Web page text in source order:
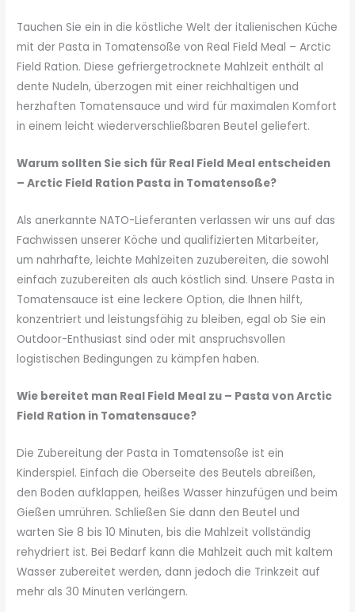
Tauchen Sie ein in die köstliche Welt der italienischen Küche
mit der Pasta in Tomatensoße von Real Field Meal – Arctic
Field Ration. Diese gefriergetrocknete Mahlzeit enthält al
dente Nudeln, überzogen mit einer reichhaltigen und
herzhaften Tomatensauce und wird für maximalen Komfort
in einem leicht wiederverschließbaren Beutel geliefert.
Warum sollten Sie sich für Real Field Meal entscheiden
– Arctic Field Ration Pasta in Tomatensoße?
Als anerkannte NATO-Lieferanten verlassen wir uns auf das
Fachwissen unserer Köche und qualifizierten Mitarbeiter,
um nahrhafte, leichte Mahlzeiten zuzubereiten, die sowohl
einfach zuzubereiten als auch köstlich sind. Unsere Pasta in
Tomatensauce ist eine leckere Option, die Ihnen hilft,
konzentriert und leistungsfähig zu bleiben, egal ob Sie ein
Outdoor-Enthusiast sind oder mit anspruchsvollen
logistischen Bedingungen zu kämpfen haben.
Wie bereitet man Real Field Meal zu – Pasta von Arctic
Field Ration in Tomatensauce?
Die Zubereitung der Pasta in Tomatensoße ist ein
Kinderspiel. Einfach die Oberseite des Beutels abreißen,
den Boden aufklappen, heißes Wasser hinzufügen und beim
Gießen umrühren. Schließen Sie dann den Beutel und
warten Sie 8 bis 10 Minuten, bis die Mahlzeit vollständig
rehydriert ist. Bei Bedarf kann die Mahlzeit auch mit kaltem
Wasser zubereitet werden, dann jedoch die Trinkzeit auf
mehr als 30 Minuten verlängern.